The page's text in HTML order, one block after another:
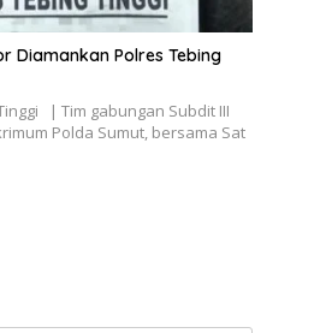
Diamankan Polres Tebing
| Tim gabungan Subdit III
Polda Sumut, bersama Sat